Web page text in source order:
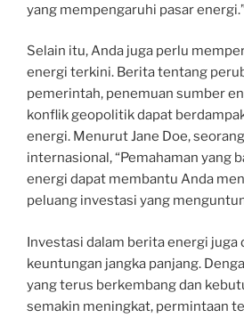
yang mempengaruhi pasar
Selain itu, Anda juga perlu
energi terkini. Berita tentang
pemerintah, penemuan sumber
konflik geopolitik dapat
energi. Menurut Jane Doe,
internasional, “Pemahaman yang
energi dapat membantu Anda
peluang investasi yang
Investasi dalam berita energi juga
keuntungan jangka panjang.
yang terus berkembang dan
semakin meningkat, permintaan